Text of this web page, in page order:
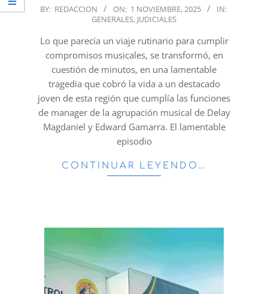
2025-
01
BY: REDACCION ON: 1 NOVIEMBRE, 2025
IN:
GENERALES, JUDICIALES
Lo que parecía un viaje rutinario para cumplir
compromisos musicales, se transformó, en
cuestión de minutos, en una lamentable
tragedia que cobró la vida a un destacado
joven de esta región que cumplía las funciones
de manager de la agrupación musical de Delay
Magdaniel y Edward Gamarra. El lamentable
episodio
CONTINUAR LEYENDO…